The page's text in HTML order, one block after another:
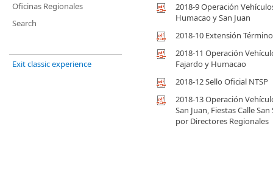
Oficinas Regionales
Search
Exit classic experience
2018-9 Operación
Humacao y San Juan
2018-10 Extensión
2018-11 Operación
Fajardo y Humacao
2018-12 Sello Oficial NTSP
2018-13 Operación
San Juan, Fiestas Calle
por Directores Regionales